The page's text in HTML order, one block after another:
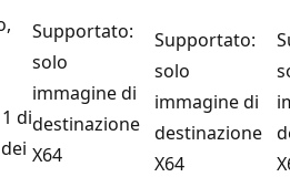
di
Supportato:
solo
immagine di
destinazione
X64
Supportato:
solo
immagine di
destinazione
X64